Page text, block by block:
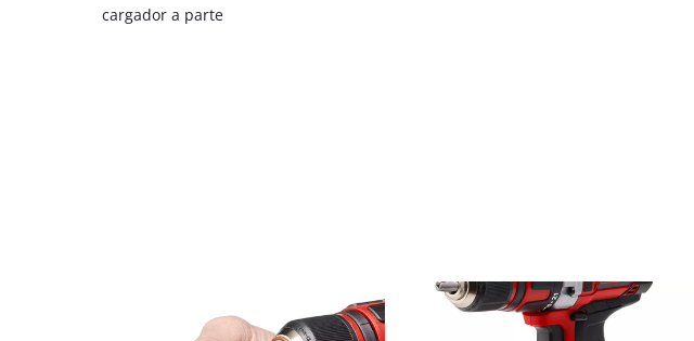
cargador a parte